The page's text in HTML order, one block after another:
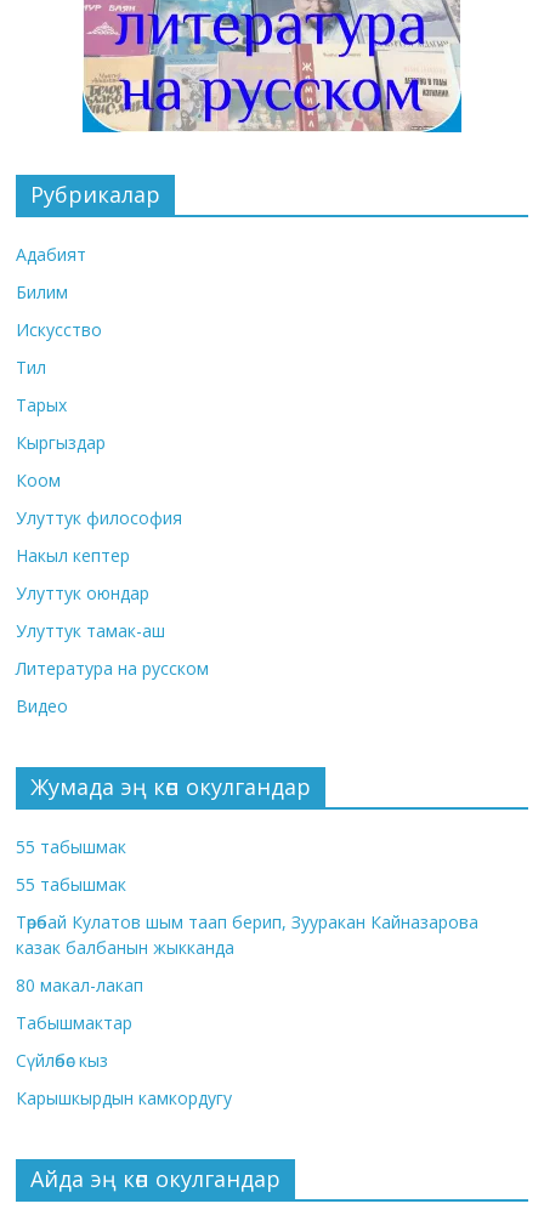
Рубрикалар
Адабият
Билим
Искусство
Тил
Тарых
Кыргыздар
Коом
Улуттук философия
Накыл кептер
Улуттук оюндар
Улуттук тамак-аш
Литература на русском
Видео
Жумада эң көп окулгандар
55 табышмак
55 табышмак
Төрөбай Кулатов шым таап берип, Зууракан Кайназарова
казак балбанын жыкканда
80 макал-лакап
Табышмактар
Сүйлөбөс кыз
Карышкырдын камкордугу
Айда эң көп окулгандар